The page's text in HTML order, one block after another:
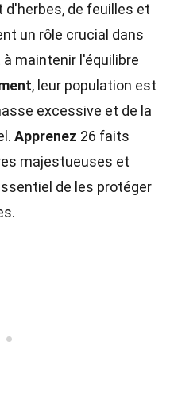
de feuilles et
un rôle crucial dans
maintenir l'équilibre
, leur population est
excessive et de la
Apprenez 26 faits
majestueuses et
de les protéger